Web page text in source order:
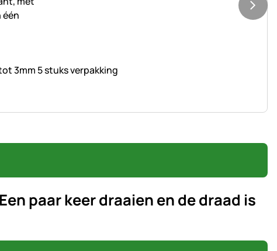
3mm 5 stuks verpakking
paar keer draaien en de draad is